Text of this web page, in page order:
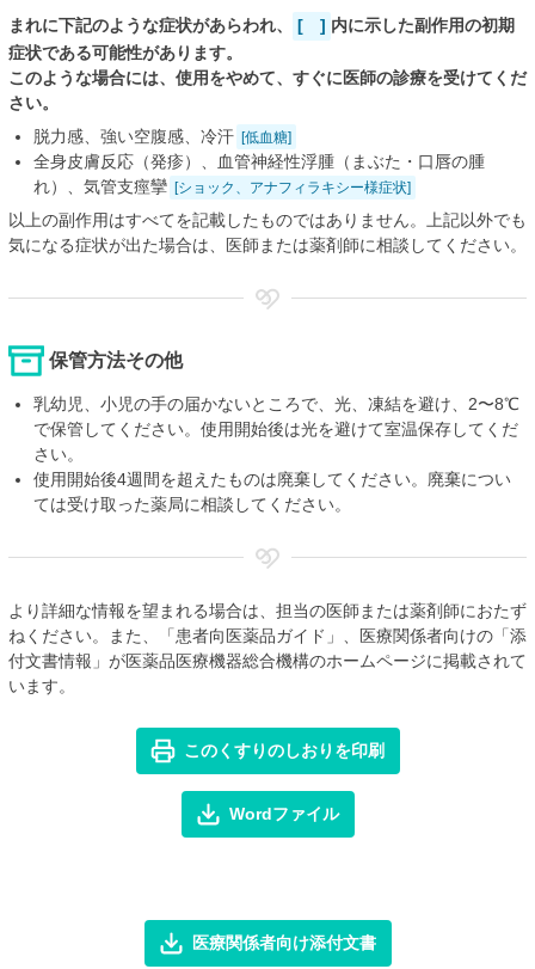
まれに下記のような症状があらわれ、 [ ] 内に示した副作用の初期
症状である可能性があります。
このような場合には、使用をやめて、すぐに医師の診療を受けてくだ
さい。
脱力感、強い空腹感、冷汗 [低血糖]
全身皮膚反応（発疹）、血管神経性浮腫（まぶた・口唇の腫
れ）、気管支痙攣 [ショック、アナフィラキシー様症状]
以上の副作用はすべてを記載したものではありません。上記以外でも
気になる症状が出た場合は、医師または薬剤師に相談してください。
保管方法その他
乳幼児、小児の手の届かないところで、光、凍結を避け、2〜8℃
で保管してください。使用開始後は光を避けて室温保存してくだ
さい。
使用開始後4週間を超えたものは廃棄してください。廃棄につい
ては受け取った薬局に相談してください。
より詳細な情報を望まれる場合は、担当の医師または薬剤師におたず
ねください。また、「患者向医薬品ガイド」、医療関係者向けの「添
付文書情報」が医薬品医療機器総合機構のホームページに掲載されて
います。
このくすりのしおりを印刷
Wordファイル
医療関係者向け添付文書